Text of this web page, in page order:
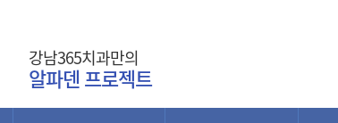
강남365치과만의
알파덴 프로젝트